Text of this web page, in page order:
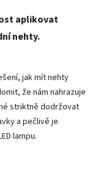
aplikovat
nehty.
jak mít nehty
že nám nahrazuje
striktně dodržovat
a pečlivě je
lampu.